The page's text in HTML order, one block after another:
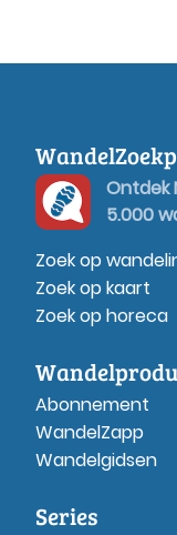
Ontdek
5.000
Zoek op
Zoek op kaart
Zoek op horeca
Abonnement
WandelZapp
Wandelgidsen
Series